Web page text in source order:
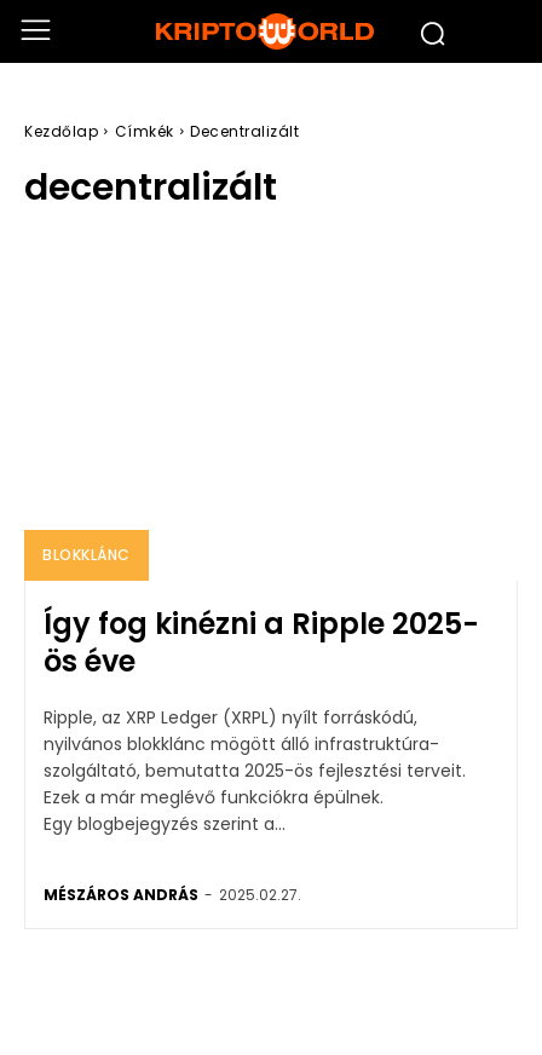
Kezdőlap Címkék Decentralizált
decentralizált
BLOKKLÁNC
Így fog kinézni a Ripple 2025-
ös éve
Ripple, az XRP Ledger (XRPL) nyílt forráskódú,
nyilvános blokklánc mögött álló infrastruktúra-
szolgáltató, bemutatta 2025-ös fejlesztési terveit.
Ezek a már meglévő funkciókra épülnek.
Egy blogbejegyzés szerint a...
MÉSZÁROS ANDRÁS - 2025.02.27.